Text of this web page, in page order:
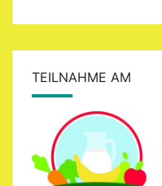
TEILNAHME AM